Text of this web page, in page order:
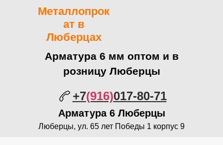
Металлопрок
ат в
Люберцах
Арматура 6 мм оптом и в
розницу Люберцы
+7(916)017-80-71
Арматура6 Люберцы
Люберцы, ул. 65 лет Победы 1 корпус 9